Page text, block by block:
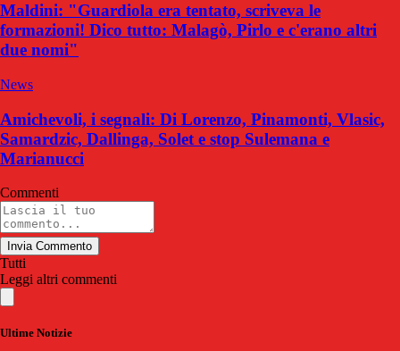
Maldini: "Guardiola era tentato, scriveva le
formazioni! Dico tutto: Malagò, Pirlo e c'erano altri
due nomi"
News
Amichevoli, i segnali: Di Lorenzo, Pinamonti, Vlasic,
Samardzic, Dallinga, Solet e stop Sulemana e
Marianucci
Commenti
Invia Commento
Tutti
Leggi altri commenti
Ultime Notizie